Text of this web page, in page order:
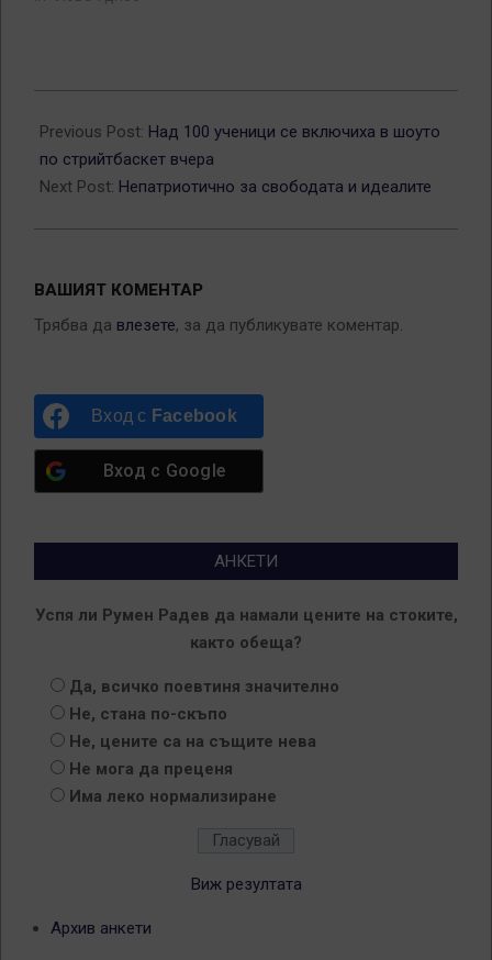
06-
01
Previous Post: Над 100 ученици се включиха в шоуто
по стрийтбаскет вчера
Next Post: Непатриотично за свободата и идеалите
ВАШИЯТ КОМЕНТАР
Трябва да влезете, за да публикувате коментар.
Вход с Facebook
Вход с Google
АНКЕТИ
Успя ли Румен Радев да намали цените на стоките,
както обеща?
Да, всичко поевтиня значително
Не, стана по-скъпо
Не, цените са на същите нева
Не мога да преценя
Има леко нормализиране
Виж резултата
Архив анкети